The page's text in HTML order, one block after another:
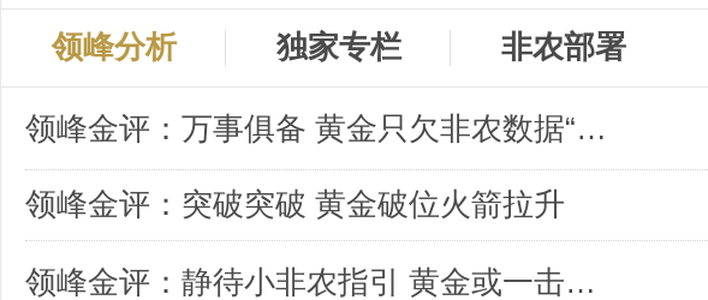
领峰分析 独家专栏 非农部署
领峰金评：万事俱备 黄金只欠非农数据“东风”
领峰金评：突破突破 黄金破位火箭拉升
领峰金评：静待小非农指引 黄金或一击破局